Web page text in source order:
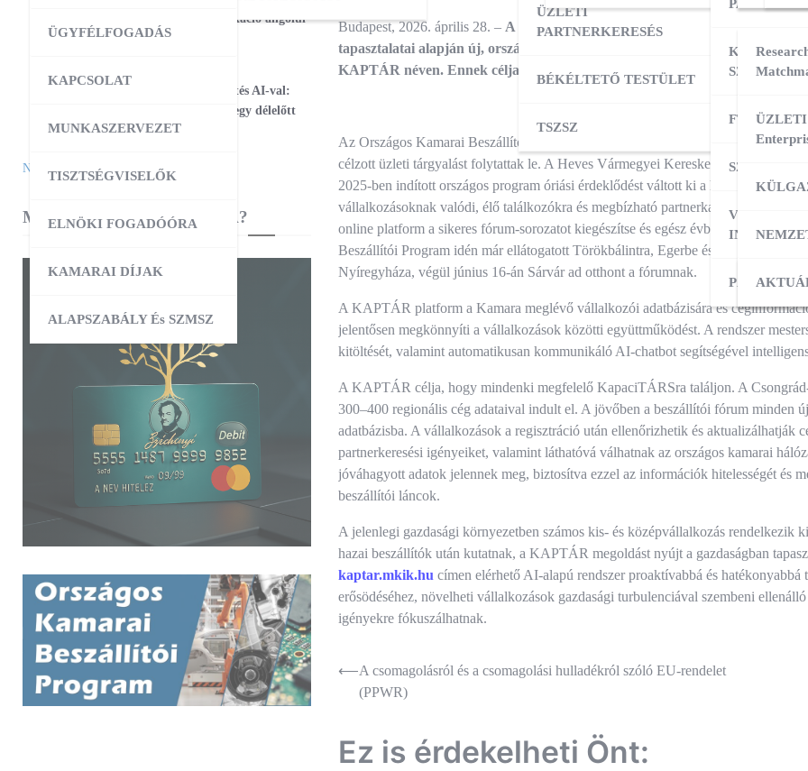
ÜZLETI
PARTNERKERESÉS
BÉKÉLTETŐ TESTÜLET
TSZSZ
KÜLPIACI
FT
INDÍTÁSA
ÜGYFÉLFOGADÁS
KAPCSOLAT
MUNKASZERVEZET
TISZTSÉGVISELŐK
ELNÖKI FOGADÓÓRA
KAMARAI DÍJAK
ALAPSZABÁLY És SZMSZ
Budapest, 2026. április 28. – A Magyar Kereskedelmi és Iparkamara által
tapasztalatai alapján új, országos fejlesztésű, mesterséges intelligencia
KAPTÁR néven. Ennek célja, hogy segítse a vállalkozásokat az üzleti
Az Országos Kamarai Beszállítói Program idei az első három eseményen 30
célzott üzleti tárgyalást folytattak le. A Heves Vármegyei Kereskedelmi és
2025-ben indított országos program óriási érdeklődést váltott ki a hazai kkv-k és
vállalkozásoknak valódi, élő találkozókra és megbízható partnerkapcsolatokra
online platform a sikeres fórum-sorozatot kiegészítse és egész évben elérhetővé
Beszállítói Program idén már ellátogatott Törökbálintra, Egerbe és Szegedre,
Nyíregyháza, végül június 16-án Sárvár ad otthont a fórumnak.
A KAPTÁR platform a Kamara meglévő vállalkozói adatbázisára és
jelentősen megkönnyíti a vállalkozások közötti együttműködést. A rendszer
kitöltését, valamint automatikusan kommunikáló AI-chatbot segítségével
A KAPTÁR célja, hogy mindenki megfelelő KapaciTÁRSra találjon. A
300–400 regionális cég adataival indult el. A jövőben a beszállítói fórum minden
adatbázisba. A vállalkozások a regisztráció után ellenőrizhetik és aktualizálhatják
partnerkeresési igényeiket, valamint láthatóvá válhatnak az országos kamarai
jóváhagyott adatok jelennek meg, biztosítva ezzel az információk hitelességét és
beszállítói láncok.
A jelenlegi gazdasági környezetben számos kis- és középvállalkozás rendelkezik
hazai beszállítók után kutatnak, a KAPTÁR megoldást nyújt a gazdaságban
kaptar.mkik.hu címen elérhető AI-alapú rendszer proaktívabbá és
erősödéséhez, növelheti vállalkozások gazdasági turbulenciával szembeni
igényekre fókuszálhatnak.
Bejegyzés
navigáció
⟵A csomagolásról és a csomagolási hulladékról szóló EU-rendelet
(PPWR)
Ez is érdekelheti Önt:
Magabiztos üzleti kommunikáció angolul
– 2 napos workshop
25
Workshop – Facebook hirdetés AI-val:
szövegtől a kész kampányig egy délelőtt
alatt
Naptár megtekintése
MIBEN SEGÍT A KAMARA?